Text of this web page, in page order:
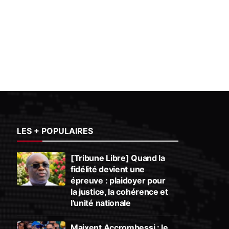
LES + POPULAIRES
[Tribune Libre] Quand la
fidélité devient une
épreuve : plaidoyer pour
la justice, la cohérence et
l’unité nationale